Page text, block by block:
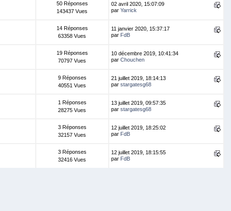
50 Réponses
143437 Vues
02 avril 2020, 15:07:09
par Yarrick
14 Réponses
63358 Vues
11 janvier 2020, 15:37:17
par FdB
19 Réponses
70797 Vues
10 décembre 2019, 10:41:34
par Chouchen
9 Réponses
40551 Vues
21 juillet 2019, 18:14:13
par stargatesg68
1 Réponses
28275 Vues
13 juillet 2019, 09:57:35
par stargatesg68
3 Réponses
32157 Vues
12 juillet 2019, 18:25:02
par FdB
3 Réponses
32416 Vues
12 juillet 2019, 18:15:55
par FdB